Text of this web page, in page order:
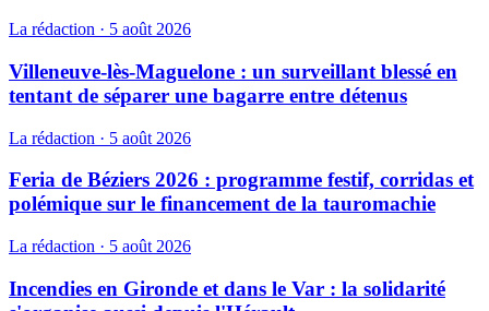
La rédaction · 5 août 2026
Villeneuve-lès-Maguelone : un surveillant blessé en
tentant de séparer une bagarre entre détenus
La rédaction · 5 août 2026
Feria de Béziers 2026 : programme festif, corridas et
polémique sur le financement de la tauromachie
La rédaction · 5 août 2026
Incendies en Gironde et dans le Var : la solidarité